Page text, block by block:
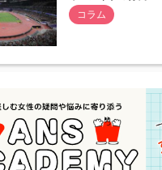
コラム